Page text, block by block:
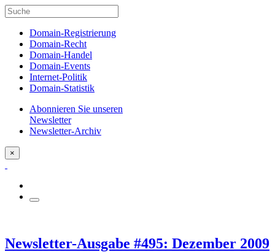
Domain-Registrierung
Domain-Recht
Domain-Handel
Domain-Events
Internet-Politik
Domain-Statistik
Abonnieren Sie unseren
Newsletter
Newsletter-Archiv
×
Newsletter-Ausgabe #495: Dezember 2009